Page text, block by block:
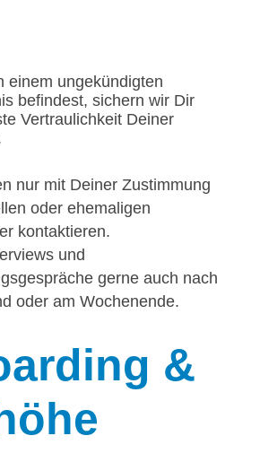
einem ungekündigten
befindest, sichern wir Dir
Vertraulichkeit Deiner
nur mit Deiner Zustimmung
oder ehemaligen
kontaktieren.
und
gerne auch nach
oder am Wochenende.
&